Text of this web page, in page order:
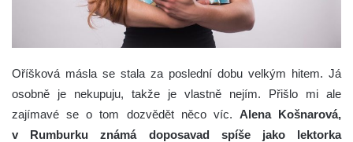
Oříšková másla se stala za poslední dobu velkým hitem. Já
osobně je nekupuju, takže je vlastně nejím. Přišlo mi ale
zajímavé se o tom dozvědět něco víc. Alena Košnarová,
v Rumburku známá doposavad spíše jako lektorka